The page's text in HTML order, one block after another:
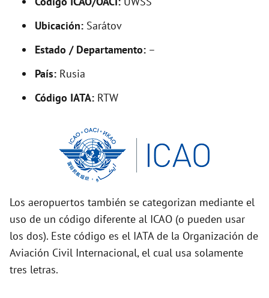
i
Ubicación: Sarátov
Estado / Departamento: –
País: Rusia
Código IATA: RTW
Los aeropuertos también se categorizan mediante el
uso de un código diferente al ICAO (o pueden usar
los dos). Este código es el IATA de la Organización de
Aviación Civil Internacional, el cual usa solamente
tres letras.